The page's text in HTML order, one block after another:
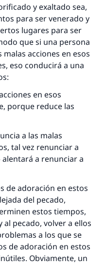
y exaltado sea,
para ser venerado y
lugares para ser
que si una persona
acciones en esos
eso conducirá a una
en esos
porque reduce las
a las malas
tal vez renunciar a
a renunciar a
de adoración en estos
del pecado,
estos tiempos,
al pecado, volver a ellos
a los que se
de adoración en estos
Obviamente, un